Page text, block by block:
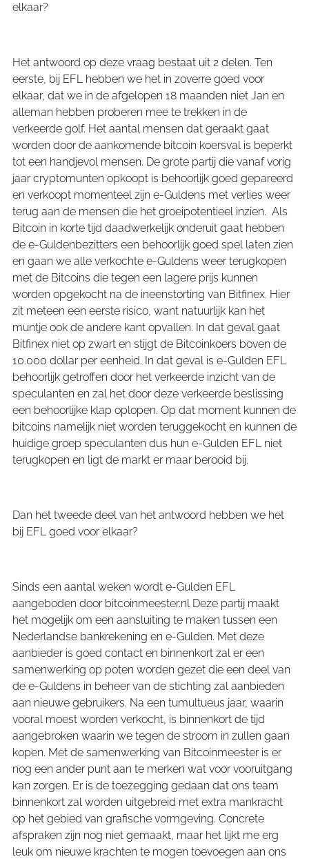
elkaar?
Het antwoord op deze vraag bestaat uit 2 delen. Ten
eerste, bij EFL hebben we het in zoverre goed voor
elkaar, dat we in de afgelopen 18 maanden niet Jan en
alleman hebben proberen mee te trekken in de
verkeerde golf. Het aantal mensen dat geraakt gaat
worden door de aankomende bitcoin koersval is beperkt
tot een handjevol mensen. De grote partij die vanaf vorig
jaar cryptomunten opkoopt is behoorlijk goed gepareerd
en verkoopt momenteel zijn e-Guldens met verlies weer
terug aan de mensen die het groeipotentieel inzien. Als
Bitcoin in korte tijd daadwerkelijk onderuit gaat hebben
de e-Guldenbezitters een behoorlijk goed spel laten zien
en gaan we alle verkochte e-Guldens weer terugkopen
met de Bitcoins die tegen een lagere prijs kunnen
worden opgekocht na de ineenstorting van Bitfinex. Hier
zit meteen een eerste risico, want natuurlijk kan het
muntje ook de andere kant opvallen. In dat geval gaat
Bitfinex niet op zwart en stijgt de Bitcoinkoers boven de
10.000 dollar per eenheid. In dat geval is e-Gulden EFL
behoorlijk getroffen door het verkeerde inzicht van de
speculanten en zal het door deze verkeerde beslissing
een behoorlijke klap oplopen. Op dat moment kunnen de
bitcoins namelijk niet worden teruggekocht en kunnen de
huidige groep speculanten dus hun e-Gulden EFL niet
terugkopen en ligt de markt er maar berooid bij.
Dan het tweede deel van het antwoord hebben we het
bij EFL goed voor elkaar?
Sinds een aantal weken wordt e-Gulden EFL
aangeboden door bitcoinmeester.nl Deze partij maakt
het mogelijk om een aansluiting te maken tussen een
Nederlandse bankrekening en e-Gulden. Met deze
aanbieder is goed contact en binnenkort zal er een
samenwerking op poten worden gezet die een deel van
de e-Guldens in beheer van de stichting zal aanbieden
aan nieuwe gebruikers. Na een tumultueus jaar, waarin
vooral moest worden verkocht, is binnenkort de tijd
aangebroken waarin we tegen de stroom in zullen gaan
kopen. Met de samenwerking van Bitcoinmeester is er
nog een ander punt aan te merken wat voor vooruitgang
kan zorgen. Er is de toezegging gedaan dat ons team
binnenkort zal worden uitgebreid met extra mankracht
op het gebied van grafische vormgeving. Concrete
afspraken zijn nog niet gemaakt, maar het lijkt me erg
leuk om nieuwe krachten te mogen toevoegen aan ons